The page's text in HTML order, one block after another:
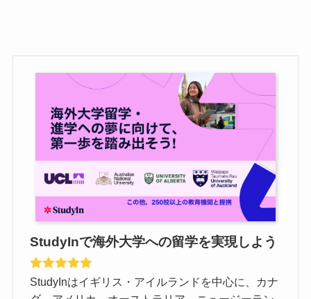
StudyInで海外大学への留学を実現しよう
StudyInはイギリス・アイルランドを中心に、カナ